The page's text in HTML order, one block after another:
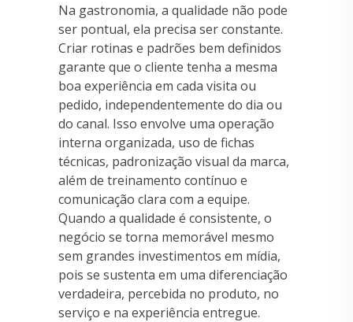
Na gastronomia, a qualidade não pode
ser pontual, ela precisa ser constante.
Criar rotinas e padrões bem definidos
garante que o cliente tenha a mesma
boa experiência em cada visita ou
pedido, independentemente do dia ou
do canal. Isso envolve uma operação
interna organizada, uso de fichas
técnicas, padronização visual da marca,
além de treinamento contínuo e
comunicação clara com a equipe.
Quando a qualidade é consistente, o
negócio se torna memorável mesmo
sem grandes investimentos em mídia,
pois se sustenta em uma diferenciação
verdadeira, percebida no produto, no
serviço e na experiência entregue.